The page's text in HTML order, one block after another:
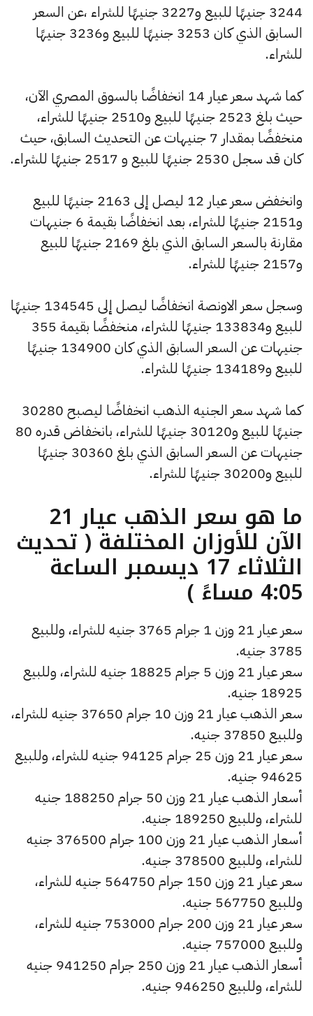
3244 جنيهًا للبيع و3227 جنيهًا للشراء ،عن السعر
السابق الذي كان 3253 جنيهًا للبيع و3236 جنيهًا
للشراء.
كما شهد سعر عيار 14 انخفاضًا بالسوق المصري الآن،
حيث بلغ 2523 جنيهًا للبيع و2510 جنيهًا للشراء،
منخفضًا بمقدار 7 جنيهات عن التحديث السابق، حيث
كان قد سجل 2530 جنيهًا للبيع و 2517 جنيهًا للشراء.
وانخفض سعر عيار 12 ليصل إلى 2163 جنيهًا للبيع
و2151 جنيهًا للشراء، بعد انخفاضًا بقيمة 6 جنيهات
مقارنة بالسعر السابق الذي بلغ 2169 جنيهًا للبيع
و2157 جنيهًا للشراء.
وسجل سعر الاونصة انخفاضًا ليصل إلى 134545 جنيهًا
للبيع و133834 جنيهًا للشراء، منخفضًا بقيمة 355
جنيهات عن السعر السابق الذي كان 134900 جنيهًا
للبيع و134189 جنيهًا للشراء.
كما شهد سعر الجنيه الذهب انخفاضًا ليصبح 30280
جنيهًا للبيع و30120 جنيهًا للشراء، بانخفاض قدره 80
جنيهات عن السعر السابق الذي بلغ 30360 جنيهًا
للبيع و30200 جنيهًا للشراء.
ما هو سعر الذهب عيار 21
الآن للأوزان المختلفة ( تحديث
الثلاثاء 17 ديسمبر الساعة
4:05 مساءً )
سعر عيار 21 وزن 1 جرام 3765 جنيه للشراء، وللبيع
3785 جنيه.
سعر عيار 21 وزن 5 جرام 18825 جنيه للشراء، وللبيع
18925 جنيه.
سعر الذهب عيار 21 وزن 10 جرام 37650 جنيه للشراء،
وللبيع 37850 جنيه.
سعر عيار 21 وزن 25 جرام 94125 جنيه للشراء، وللبيع
94625 جنيه.
أسعار الذهب عيار 21 وزن 50 جرام 188250 جنيه
للشراء، وللبيع 189250 جنيه.
أسعار الذهب عيار 21 وزن 100 جرام 376500 جنيه
للشراء، وللبيع 378500 جنيه.
سعر عيار 21 وزن 150 جرام 564750 جنيه للشراء،
وللبيع 567750 جنيه.
سعر عيار 21 وزن 200 جرام 753000 جنيه للشراء،
وللبيع 757000 جنيه.
أسعار الذهب عيار 21 وزن 250 جرام 941250 جنيه
للشراء، وللبيع 946250 جنيه.